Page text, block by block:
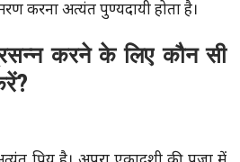
करना अत्यंत पुण्यदायी होता है।
करने के लिए कौन सी